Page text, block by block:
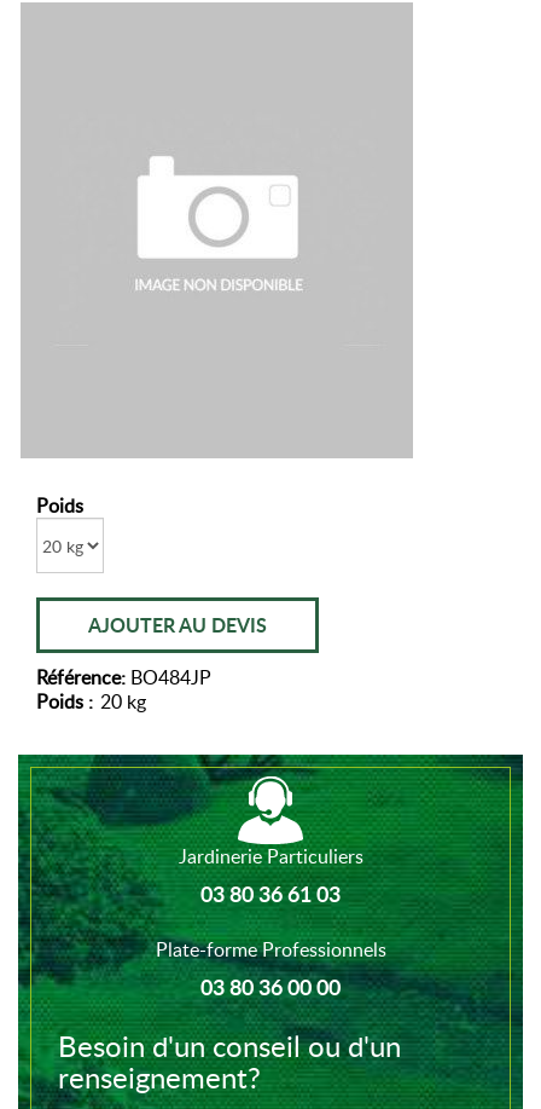
Poids
AJOUTER AU DEVIS
Référence: BO484JP
Poids : 20 kg
Jardinerie Particuliers
03 80 36 61 03
Plate-forme Professionnels
03 80 36 00 00
Besoin d'un conseil ou d'un
renseignement?